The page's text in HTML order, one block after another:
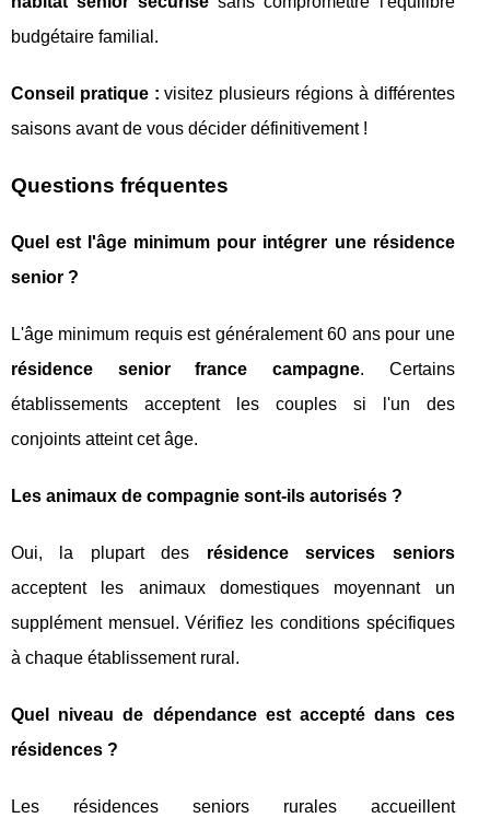
budgétaire familial.
Conseil pratique : visitez plusieurs régions à différentes
saisons avant de vous décider définitivement !
Questions fréquentes
Quel est l'âge minimum pour intégrer une résidence
senior ?
L'âge minimum requis est généralement 60 ans pour une
résidence senior france campagne. Certains
établissements acceptent les couples si l'un des
conjoints atteint cet âge.
Les animaux de compagnie sont-ils autorisés ?
Oui, la plupart des résidence services seniors
acceptent les animaux domestiques moyennant un
supplément mensuel. Vérifiez les conditions spécifiques
à chaque établissement rural.
Quel niveau de dépendance est accepté dans ces
résidences ?
Les résidences seniors rurales accueillent